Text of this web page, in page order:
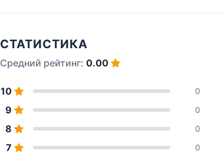
СТАТИСТИКА
Средний рейтинг: 0.00
10 0
9 0
8 0
7 0